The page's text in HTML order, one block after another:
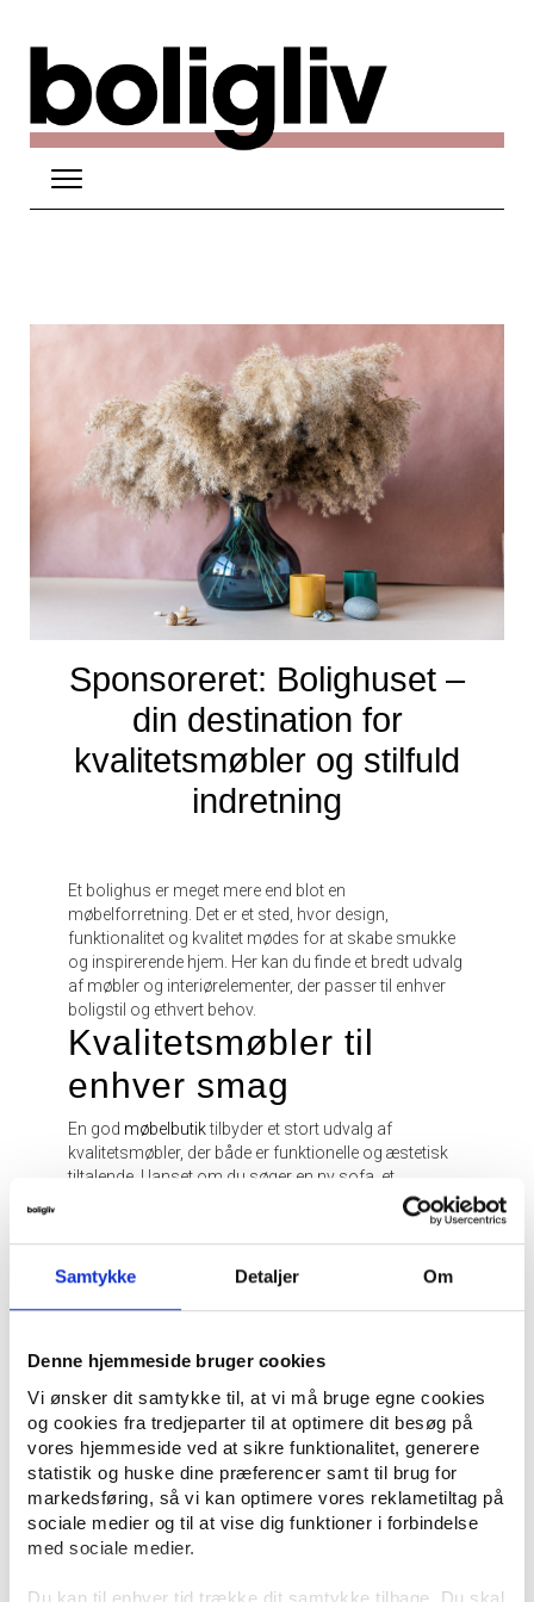
Samtykke Detaljer Om
Denne hjemmeside bruger cookies
Vi ønsker dit samtykke til, at vi må bruge egne cookies
og cookies fra tredjeparter til at optimere dit besøg på
vores hjemmeside ved at sikre funktionalitet, generere
statistik og huske dine præferencer samt til brug for
markedsføring, så vi kan optimere vores reklametiltag på
sociale medier og til at vise dig funktioner i forbindelse
med sociale medier.
Du kan til enhver tid trække dit samtykke tilbage. Du skal
Sponsoreret: Bolighuset –
din destination for
kvalitetsmøbler og stilfuld
indretning
Et bolighus er meget mere end blot en
møbelforretning. Det er et sted, hvor design,
funktionalitet og kvalitet mødes for at skabe smukke
og inspirerende hjem. Her kan du finde et bredt udvalg
af møbler og interiørelementer, der passer til enhver
boligstil og ethvert behov.
Kvalitetsmøbler til
enhver smag
En god møbelbutiktilbyder et stort udvalg af
kvalitetsmøbler, der både er funktionelle og æstetisk
tiltalende. Uanset om du søger en ny sofa, et
spisebord eller en lænestol, er det vigtigt at vælge
møbler, der både passer til din stil og opfylder dine
praktiske behov. Mange bolighuse fører anerkendte
designmærker, der garanterer høj kvalitet og
mange år frem.
Skab en rød tråd i dit
hjem
Indretning handler ikke kun om at vælge flotte møbler,
men også om at skabe en harmonisk helhed i
hjemmet. Et velindrettet bolighus tilbyder inspiration
og rådgivning, så du kan finde de rette kombinationer